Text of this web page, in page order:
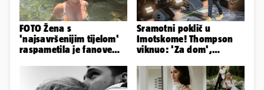
FOTO Žena s
'najsavršenijim tijelom'
raspametila je fanove
Sramotni poklič u
Imotskome! Thompson
viknuo: 'Za dom',
'Spremni'